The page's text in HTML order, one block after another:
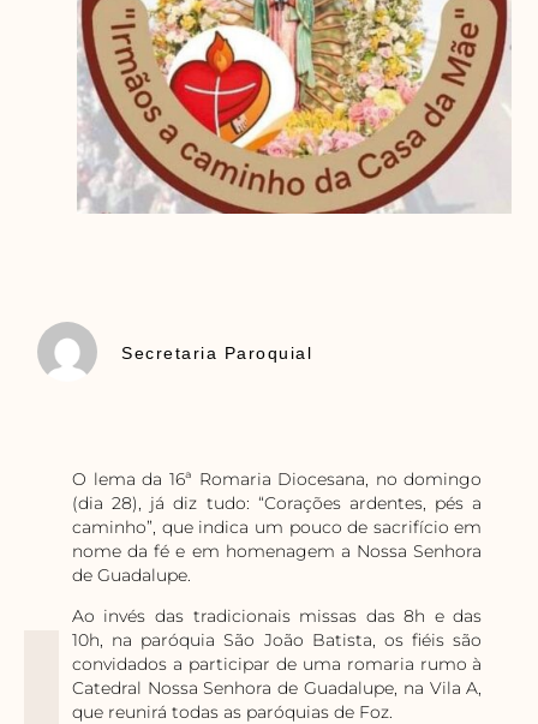
Secretaria Paroquial
O lema da 16ª Romaria Diocesana, no domingo
(dia 28), já diz tudo: “Corações ardentes, pés a
caminho”, que indica um pouco de sacrifício em
nome da fé e em homenagem a Nossa Senhora
de Guadalupe.
Ao invés das tradicionais missas das 8h e das
10h, na paróquia São João Batista, os fiéis são
convidados a participar de uma romaria rumo à
Catedral Nossa Senhora de Guadalupe, na Vila A,
que reunirá todas as paróquias de Foz.